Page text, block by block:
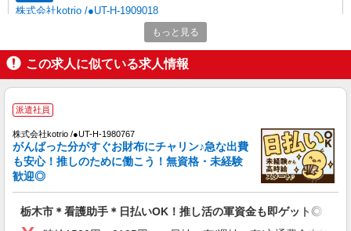
株式会社kotrio /●UT-H-1909018
栃木市＊病院のサポート役♪高時給＆充実の研
修で安心スタート
時給1500円〜2125円 ＜日払い有/週払い有/交
通費全支給(ガソリン代含む)＞
キープ 詳細を見る
派遣社員
株式会社kotrio /●UT-H-2051475
戦！シフト相談OK♪
もっと見る
この求人に似ている求人情報
派遣社員
株式会社kotrio /●UT-H-1980767
がんばった分がすぐお財布にチャリン♪急な出費
も安心！推しのために働こう！無資格・未経験
歓迎◎
栃木市＊看護助手＊日払いOK！推し活の軍資金も即ゲット◎